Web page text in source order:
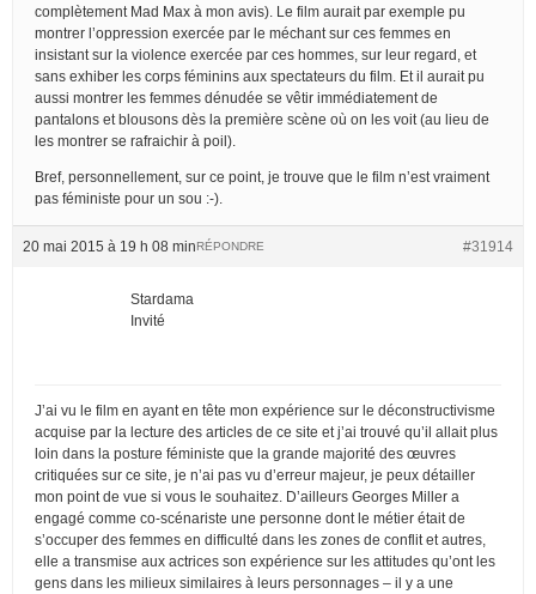
complètement Mad Max à mon avis). Le film aurait par exemple pu
montrer l’oppression exercée par le méchant sur ces femmes en
insistant sur la violence exercée par ces hommes, sur leur regard, et
sans exhiber les corps féminins aux spectateurs du film. Et il aurait pu
aussi montrer les femmes dénudée se vêtir immédiatement de
pantalons et blousons dès la première scène où on les voit (au lieu de
les montrer se rafraichir à poil).
Bref, personnellement, sur ce point, je trouve que le film n’est vraiment
pas féministe pour un sou :-).
20 mai 2015 à 19 h 08 min #31914
RÉPONDRE
Stardama
Invité
J’ai vu le film en ayant en tête mon expérience sur le déconstructivisme
acquise par la lecture des articles de ce site et j’ai trouvé qu’il allait plus
loin dans la posture féministe que la grande majorité des œuvres
critiquées sur ce site, je n’ai pas vu d’erreur majeur, je peux détailler
mon point de vue si vous le souhaitez. D’ailleurs Georges Miller a
engagé comme co-scénariste une personne dont le métier était de
s’occuper des femmes en difficulté dans les zones de conflit et autres,
elle a transmise aux actrices son expérience sur les attitudes qu’ont les
gens dans les milieux similaires à leurs personnages – il y a une